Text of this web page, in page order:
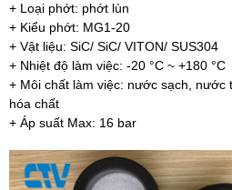
+ Loại phớt: phớt lùn
+ Kiểu phớt: MG1-20
+ Vật liệu: SiC/ SiC/ VITON/ SUS304
+ Nhiệt độ làm việc: -20 °C ~ +180 °C
+ Môi chất làm việc: nước sạch,
hóa chất
+ Áp suất Max: 16 bar